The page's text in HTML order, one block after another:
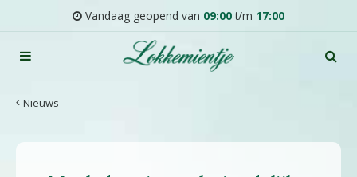
Nieuws
Vandaag geopend van 09:00t/m 17:00